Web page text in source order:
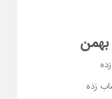
زده